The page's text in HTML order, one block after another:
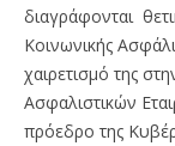
διαγράφονται
Κοινωνικής
χαιρετισμό της
Ασφαλιστικών
πρόεδρο της